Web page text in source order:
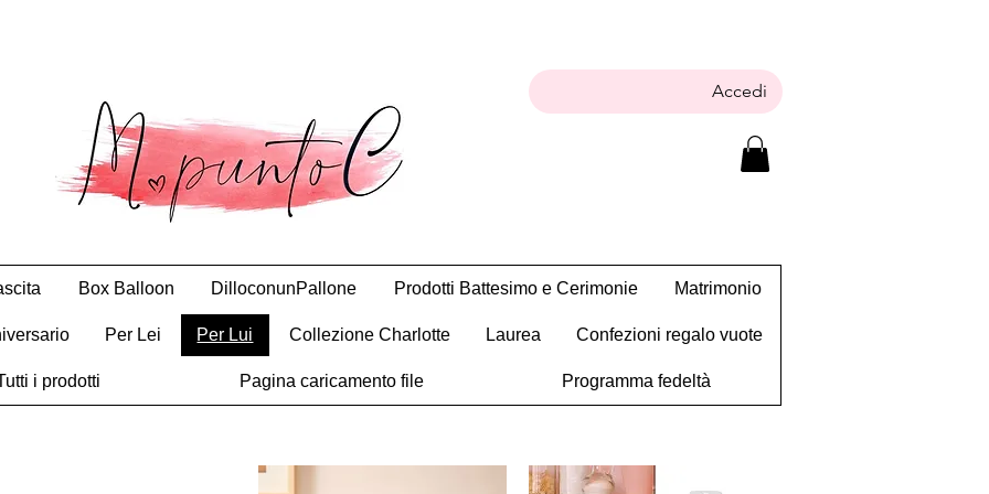
Accedi
Box Balloon DilloconunPallone Prodotti Battesimo e Cerimonie Matrimonio
Per Lei Per Lui Collezione Charlotte Laurea Confezioni regalo vuote
i prodotti Pagina caricamento file Programma fedeltà